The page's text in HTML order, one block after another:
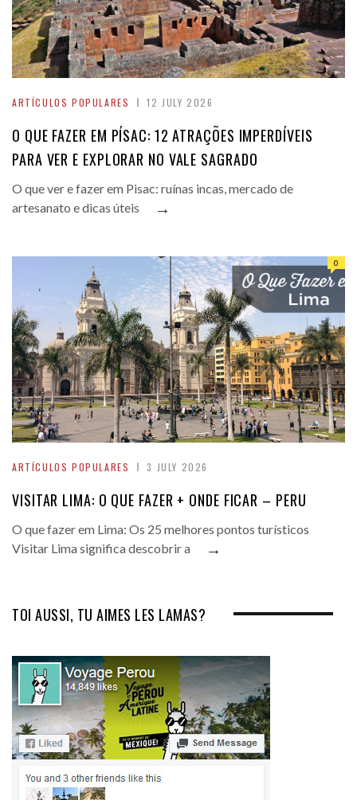
ARTÍCULOS POPULARES 12 JULY 2026
O QUE FAZER EM PÍSAC: 12 ATRAÇÕES IMPERDÍVEIS
PARA VER E EXPLORAR NO VALE SAGRADO
O que ver e fazer em Pisac: ruínas incas, mercado de
artesanato e dicas úteis
→
ARTÍCULOS POPULARES 3 JULY 2026
0
VISITAR LIMA: O QUE FAZER + ONDE FICAR – PERU
O que fazer em Lima: Os 25 melhores pontos turísticos
Visitar Lima significa descobrir a
→
TOI AUSSI, TU AIMES LES LAMAS?